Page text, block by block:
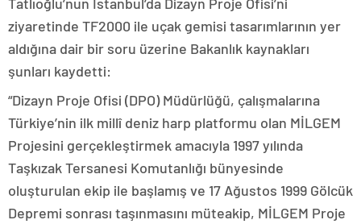
ziyaretinde TF2000 ile uçak gemisi tasarımlarının yer
aldığına dair bir soru üzerine Bakanlık kaynakları
şunları kaydetti:
“Dizayn Proje Ofisi (DPO) Müdürlüğü, çalışmalarına
Türkiye’nin ilk millî deniz harp platformu olan MİLGEM
Projesini gerçekleştirmek amacıyla 1997 yılında
Taşkızak Tersanesi Komutanlığı bünyesinde
oluşturulan ekip ile başlamış ve 17 Ağustos 1999 Gölcük
Depremi sonrası taşınmasını müteakip, MİLGEM Proje